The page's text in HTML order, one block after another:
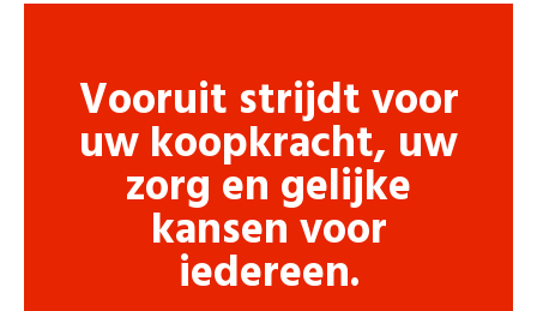
Vooruit strijdt voor
uw koopkracht, uw
zorg en gelijke
kansen voor
iedereen.